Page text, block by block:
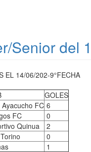
Senior del
EL 14/06/202-9°FECHA
GOLES
FC 6
FC
0
Quinua
2
0
1